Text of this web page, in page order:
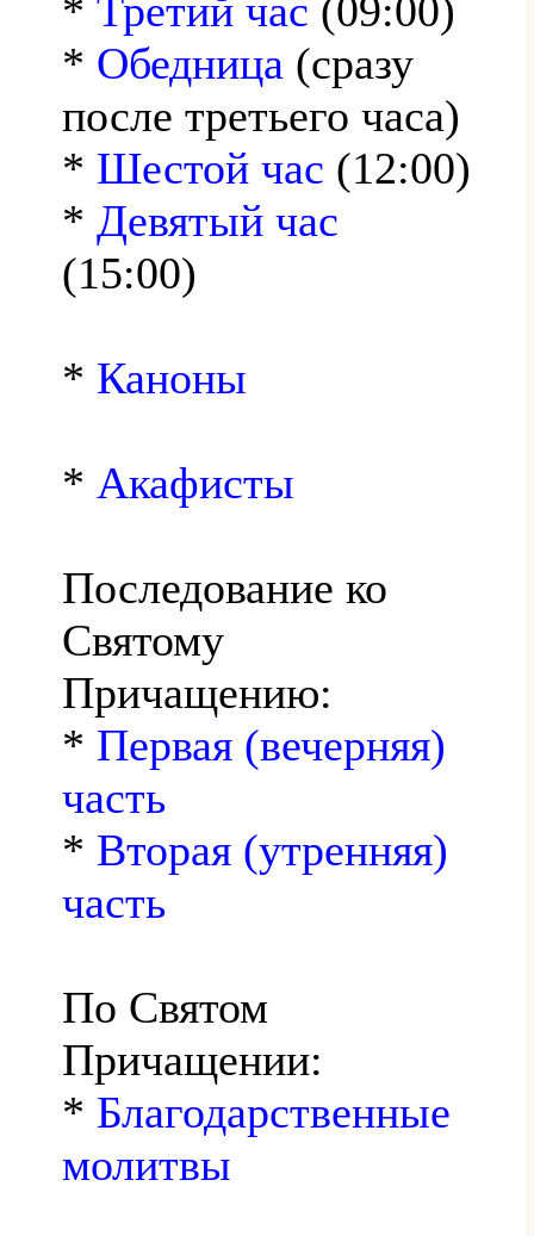
* Третий час (09:00)
* Обедница (сразу
после третьего часа)
* Шестой час (12:00)
* Девятый час
(15:00)
* Каноны
* Акафисты
Последование ко
Святому
Причащению:
* Первая (вечерняя)
часть
* Вторая (утренняя)
часть
По Святом
Причащении:
* Благодарственные
молитвы